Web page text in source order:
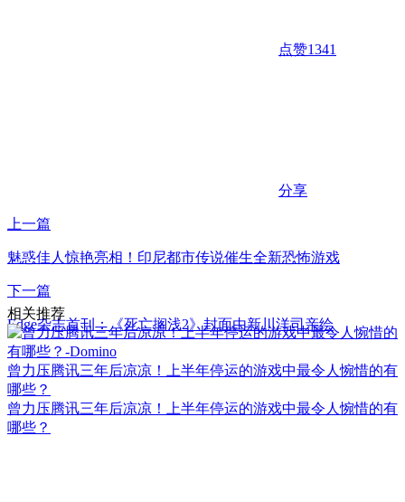
点赞1341
分享
上一篇
魅惑佳人惊艳亮相！印尼都市传说催生全新恐怖游戏
下一篇
Edge杂志首刊：《死亡搁浅2》封面由新川洋司亲绘
相关推荐
曾力压腾讯三年后凉凉！上半年停运的游戏中最令人惋惜的有
哪些？
曾力压腾讯三年后凉凉！上半年停运的游戏中最令人惋惜的有
哪些？